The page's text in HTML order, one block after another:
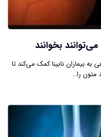
می‌توانند بخوانند
بیماران نابینا کمک می‌کند تا
متون را…